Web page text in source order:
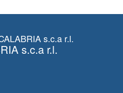
s.c.a r.l.